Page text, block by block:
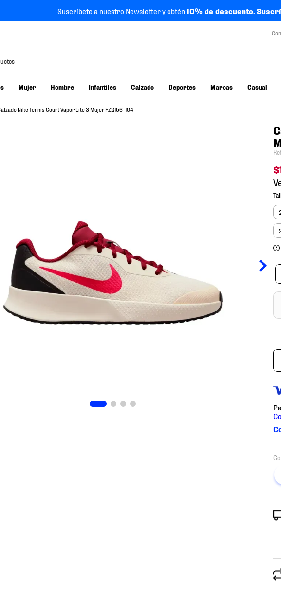
Suscríbete a nuestro Newsletter y obtén10% de descuento.
Mujer Hombre Infantiles Calzado Deportes Marcas Casual
Nike Tennis Court Vapor Lite 3 Mujer FZ2156-104
$